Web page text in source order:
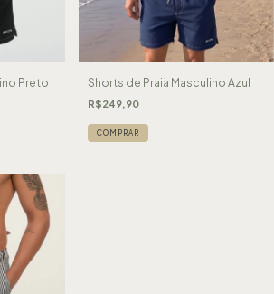
Preto Shorts de Praia Masculino Azul
R$249,90
COMPRAR